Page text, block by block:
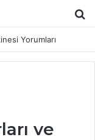
Yorumları
ve